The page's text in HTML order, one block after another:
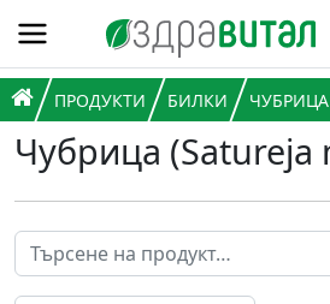
Премини към съдържанието
Горна навигация
Главна навигация
НАЧАЛО
ПРОДУКТИ БИЛКИ ЧУБРИЦА
Чубрица (Satureja